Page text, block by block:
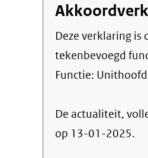
Deze verklaring is
tekenbevoegd
Functie:
De actualiteit,
op 13-01-2025.